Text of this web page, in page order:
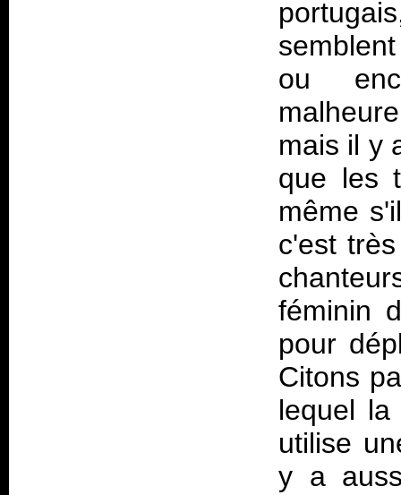
ou
mais il y
que les
même
c'est
féminin
pour
Citons
lequel la
utilise
y a